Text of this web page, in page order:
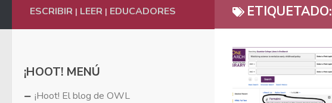
ETIQUETADO:
ESCRIBIR | LEER | EDUCADORES
¡HOOT! MENÚ
¡Hoot! El blog de OWL